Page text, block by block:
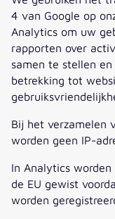
4 van Google op
Analytics om uw
rapporten over
samen te stellen
betrekking tot
Bij het verzamelen
worden geen IP-
In Analytics
de EU gewist
worden